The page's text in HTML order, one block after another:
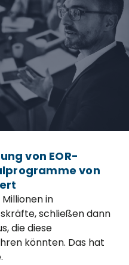
von EOR-
von
in
schließen dann
die diese
könnten. Das hat